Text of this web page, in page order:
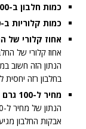
כמות חלבון ב-100 גרם אבקת חלבון:
כמות קלוריות ב-100 גרם אבקת חלבון:
אחוז קלורי של
אחוז קלורי של
הנתון הזה חשוב
בחלבון רזה יחסית
מחיר ל-100 גרם חלבון:
הנתון של מחיר ל-100 גרם חלבון עוזר לכם להחליט איזה מוצר משתלם יותר מבחינת מחיר.
אבקות החלבון